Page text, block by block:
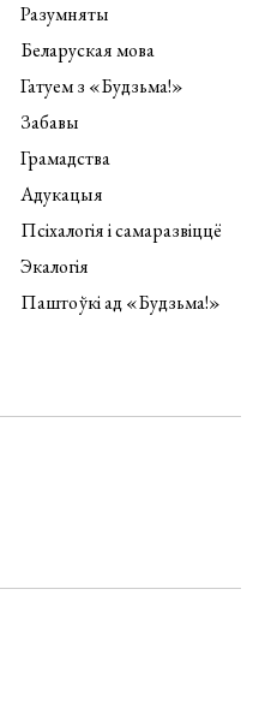
Разумняты
Беларуская мова
Гатуем з «Будзьма!»
Забавы
Грамадства
Адукацыя
Псіхалогія і самаразвіццё
Экалогія
Паштоўкі ад «Будзьма!»